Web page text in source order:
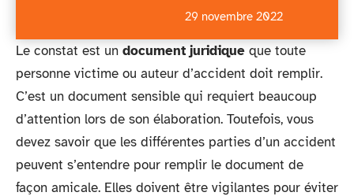
29 novembre 2022
Le constat est un document juridique que toute
personne victime ou auteur d’accident doit remplir.
C’est un document sensible qui requiert beaucoup
d’attention lors de son élaboration. Toutefois, vous
devez savoir que les différentes parties d’un accident
peuvent s’entendre pour remplir le document de
façon amicale. Elles doivent être vigilantes pour éviter